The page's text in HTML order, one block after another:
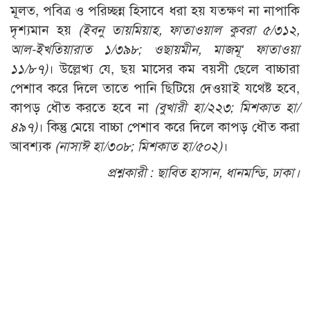
মূলত, পবিত্র ও পরিচ্ছন্ন হিসাবে ধরা হয় যতক্ষণ না নাপাকি
দৃশ্যমান হয় (ইবনু তায়মিয়াহ, ফাতাওয়াল কুবরা ৫/৩১২,
আল-ইখতিয়ারাত ১/৩৯৮; ওছায়মীন, মাজমূ‘ ফাতাওয়া
১১/৮৭)। উল্লেখ্য যে, ছয় মাসের কম বয়সী ছেলে বাচ্চারা
পেশাব করে দিলে তাতে পানি ছিটিয়ে দেওয়াই যথেষ্ট হবে,
কাপড় ধৌত করতে হবে না (বুখারী হা/২২৩; মিশকাত হা/
৪৯৭)। কিন্তু মেয়ে বাচ্চা পেশাব করে দিলে কাপড় ধৌত করা
আবশ্যক (নাসাঈ হা/৩০৮; মিশকাত হা/৫০২)।
প্রশ্নকারী : ছাবিত হাসান, ধানমন্ডি, ঢাকা।